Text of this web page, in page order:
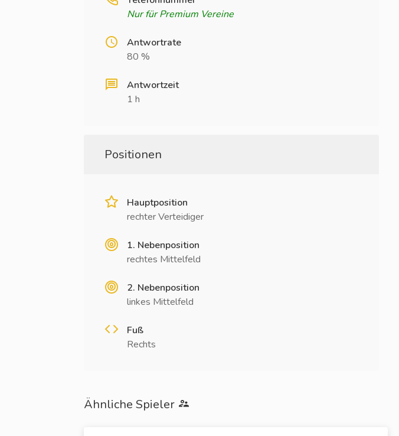
Nur für Premium Vereine
Antwortrate
80 %
Antwortzeit
1 h
Positionen
Hauptposition
rechter Verteidiger
1. Nebenposition
rechtes Mittelfeld
2. Nebenposition
linkes Mittelfeld
Fuß
Rechts
Ähnliche Spieler